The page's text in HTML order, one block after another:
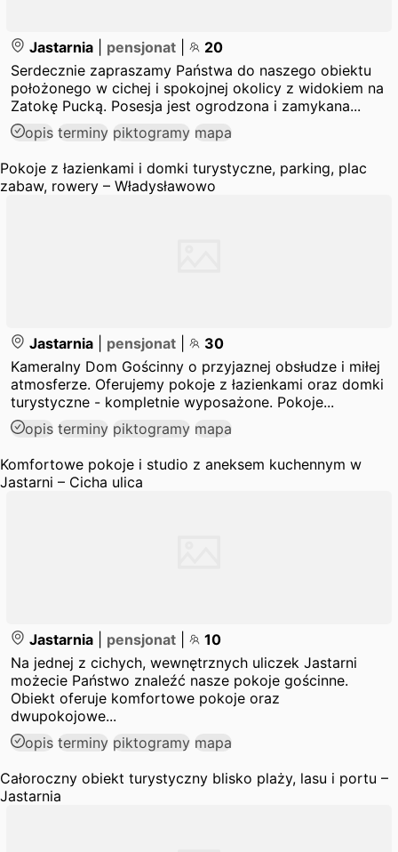
Jastarnia pensjonat
20
Serdecznie zapraszamy Państwa do naszego obiektu
położonego w cichej i spokojnej okolicy z widokiem na
Zatokę Pucką. Posesja jest ogrodzona i zamykana...
opis terminy piktogramy mapa
Pokoje z łazienkami i domki turystyczne, parking, plac
zabaw, rowery – Władysławowo
Jastarnia pensjonat
30
Kameralny Dom Gościnny o przyjaznej obsłudze i miłej
atmosferze. Oferujemy pokoje z łazienkami oraz domki
turystyczne - kompletnie wyposażone. Pokoje...
opis terminy piktogramy mapa
Komfortowe pokoje i studio z aneksem kuchennym w
Jastarni – Cicha ulica
Jastarnia pensjonat
10
Na jednej z cichych, wewnętrznych uliczek Jastarni
możecie Państwo znaleźć nasze pokoje gościnne.
Obiekt oferuje komfortowe pokoje oraz
dwupokojowe...
opis terminy piktogramy mapa
Całoroczny obiekt turystyczny blisko plaży, lasu i portu –
Jastarnia